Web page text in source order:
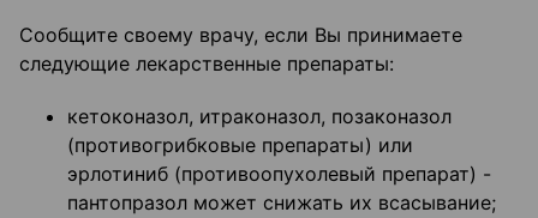
Сообщите своему врачу, если Вы принимаете
следующие лекарственные препараты:
кетоконазол, итраконазол, позаконазол
(противогрибковые препараты) или
эрлотиниб (противоопухолевый препарат) -
пантопразол может снижать их всасывание;